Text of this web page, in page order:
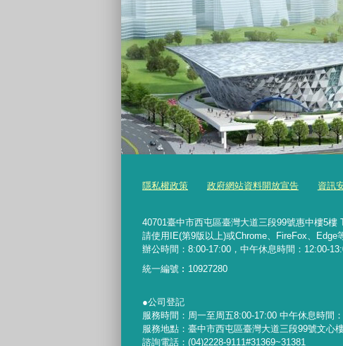
隱私權政策 政府網站資料開放宣告 資訊
40701臺中市西屯區臺灣大道三段99號惠中樓5樓
請使用IE(第9版以上)或Chrome、FireFox、Edge
辦公時間：8:00-17:00，中午休息時間：12:00-
統一編號︰ 10927280
●公司登記
服務時間：周一至周五8:00-17:00 中午休息時間
服務地點：臺中市西屯區臺灣大道三段99號文心
諮詢電話：(04)2228-9111#31369~31381